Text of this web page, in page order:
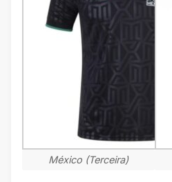
México (Terceira)